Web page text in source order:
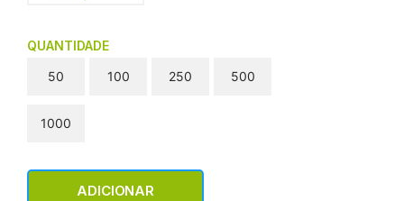
QUANTIDADE
50
100 250 500
1000
ADICIONAR